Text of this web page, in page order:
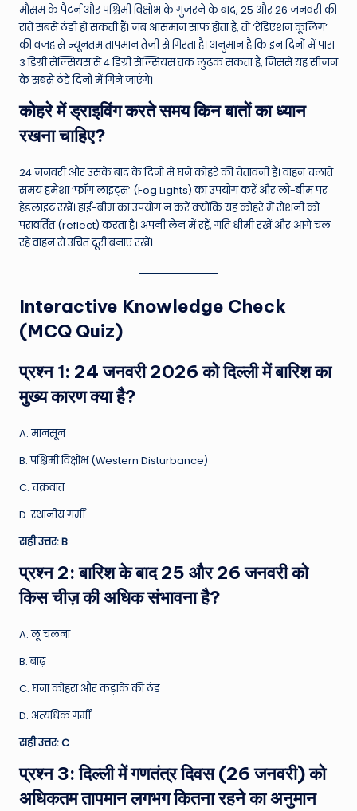
मौसम के पैटर्न और पश्चिमी विक्षोभ के गुजरने के बाद, 25 और 26 जनवरी की
रातें सबसे ठंडी हो सकती हैं। जब आसमान साफ होता है, तो ‘रेडिएशन कूलिंग’
की वजह से न्यूनतम तापमान तेजी से गिरता है। अनुमान है कि इन दिनों में पारा
3 डिग्री सेल्सियस से 4 डिग्री सेल्सियस तक लुढ़क सकता है, जिससे यह सीजन
के सबसे ठंडे दिनों में गिने जाएंगे।
कोहरे में ड्राइविंग करते समय किन बातों का ध्यान
रखना चाहिए?
24 जनवरी और उसके बाद के दिनों में घने कोहरे की चेतावनी है। वाहन चलाते
समय हमेशा ‘फॉग लाइट्स’ (Fog Lights) का उपयोग करें और लो-बीम पर
हेडलाइट रखें। हाई-बीम का उपयोग न करें क्योंकि यह कोहरे में रोशनी को
परावर्तित (reflect) करता है। अपनी लेन में रहें, गति धीमी रखें और आगे चल
रहे वाहन से उचित दूरी बनाए रखें।
Interactive Knowledge Check
(MCQ Quiz)
प्रश्न 1: 24 जनवरी 2026 को दिल्ली में बारिश का
मुख्य कारण क्या है?
A. मानसून
B. पश्चिमी विक्षोभ (Western Disturbance)
C. चक्रवात
D. स्थानीय गर्मी
सही उत्तर: B
प्रश्न 2: बारिश के बाद 25 और 26 जनवरी को
किस चीज़ की अधिक संभावना है?
A. लू चलना
B. बाढ़
C. घना कोहरा और कड़ाके की ठंड
D. अत्यधिक गर्मी
सही उत्तर: C
प्रश्न 3: दिल्ली में गणतंत्र दिवस (26 जनवरी) को
अधिकतम तापमान लगभग कितना रहने का अनुमान